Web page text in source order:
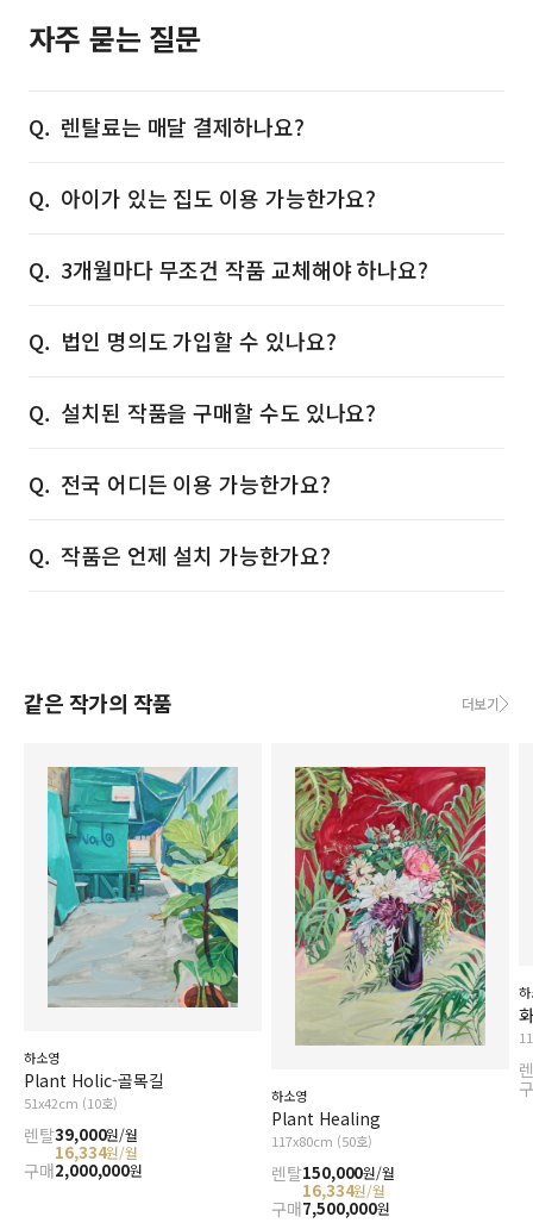
자주 묻는 질문
렌탈료는 매달 결제하나요?
아이가 있는 집도 이용 가능한가요?
3개월마다 무조건 작품 교체해야 하나요?
법인 명의도 가입할 수 있나요?
설치된 작품을 구매할 수도 있나요?
전국 어디든 이용 가능한가요?
작품은 언제 설치 가능한가요?
같은 작가의 작품 더보기
하소영
Plant Holic-골목길
51x42cm (10호)
렌탈39,000원/월
16,334원/월
구매2,000,000원
하소영
Plant Healing
117x80cm (50호)
렌탈150,000원/월
16,334원/월
구매7,500,000원